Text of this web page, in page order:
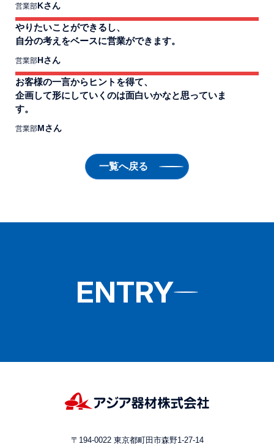
営業部Kさん
やりたいことができるし、
自分の考えをベースに営業ができます。
営業部Hさん
お客様の一言からヒントを得て、
企画して形にしていくのは面白いかなと思っていま
す。
営業部Mさん
一覧へ戻る
ENTRY
〒194-0022 東京都町田市森野1-27-14